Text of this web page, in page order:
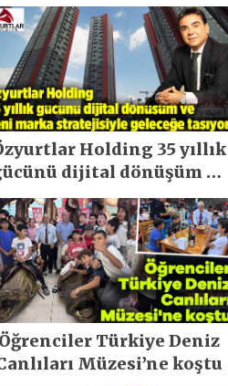
Holding 35 yıllık
dijital dönüşüm ve
yeni marka stratejisiyle
geleceğe taşıyor
Öğrenciler Türkiye Deniz
Müzesi’ne koştu